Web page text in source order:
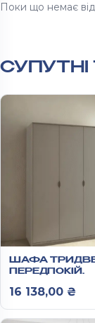
Поки що немає
ШАФА
ПЕРЕДПОКІЙ
РЕЙН
16 138,00 ₴